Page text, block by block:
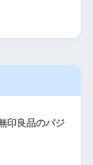
印良品のパジ